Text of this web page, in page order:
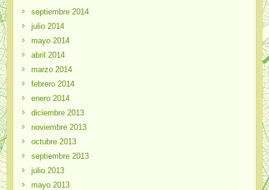
septiembre 2014
julio 2014
mayo 2014
abril 2014
marzo 2014
febrero 2014
enero 2014
diciembre 2013
noviembre 2013
octubre 2013
septiembre 2013
julio 2013
mayo 2013